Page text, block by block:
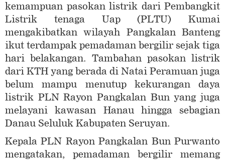
kemampuan pasokan listrik dari Pembangkit
Listrik tenaga Uap (PLTU) Kumai
mengakibatkan wilayah Pangkalan Banteng
ikut terdampak pemadaman bergilir sejak tiga
hari belakangan. Tambahan pasokan listrik
dari KTH yang berada di Natai Peramuan juga
belum mampu menutup kekurangan daya
listrik PLN Rayon Pangkalan Bun yang juga
melayani kawasan Hanau hingga sebagian
Danau Seluluk Kabupaten Seruyan.
Kepala PLN Rayon Pangkalan Bun Purwanto
mengatakan, pemadaman bergilir memang